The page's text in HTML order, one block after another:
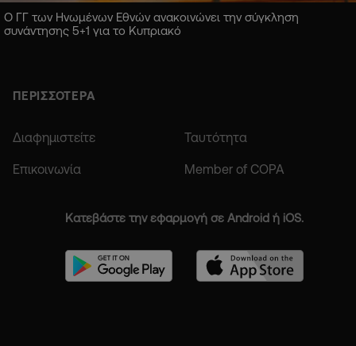
Ο ΓΓ των Ηνωμένων Εθνών ανακοινώνει την σύγκληση
συνάντησης 5+1 για το Κυπριακό
ΠΕΡΙΣΣΟΤΕΡΑ
Διαφημιστείτε Ταυτότητα
Επικοινωνία Member of COPA
Κατεβάστε την εφαρμογή σε Android ή iOS.